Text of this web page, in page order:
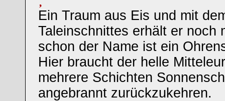
Ein Traum aus Eis und mit
Taleinschnittes erhält er noch
schon der Name ist ein
Hier braucht der helle
mehrere Schichten
angebrannt zurückzukehren.